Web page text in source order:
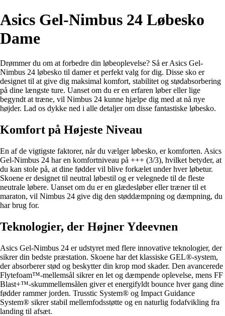
Asics Gel-Nimbus 24 Løbesko
Dame
Drømmer du om at forbedre din løbeoplevelse? Så er Asics Gel-
Nimbus 24 løbesko til damer et perfekt valg for dig. Disse sko er
designet til at give dig maksimal komfort, stabilitet og stødabsorbering
på dine længste ture. Uanset om du er en erfaren løber eller lige
begyndt at træne, vil Nimbus 24 kunne hjælpe dig med at nå nye
højder. Lad os dykke ned i alle detaljer om disse fantastiske løbesko.
Komfort på Højeste Niveau
En af de vigtigste faktorer, når du vælger løbesko, er komforten. Asics
Gel-Nimbus 24 har en komfortniveau på +++ (3/3), hvilket betyder, at
du kan stole på, at dine fødder vil blive forkælet under hver løbetur.
Skoene er designet til neutral løbestil og er velegnede til de fleste
neutrale løbere. Uanset om du er en glædesløber eller træner til et
maraton, vil Nimbus 24 give dig den støddæmpning og dæmpning, du
har brug for.
Teknologier, der Højner Ydeevnen
Asics Gel-Nimbus 24 er udstyret med flere innovative teknologier, der
sikrer din bedste præstation. Skoene har det klassiske GEL®-system,
der absorberer stød og beskytter din krop mod skader. Den avancerede
Flytefoam™-mellemsål sikrer en let og dæmpende oplevelse, mens FF
Blast+™-skummellemsålen giver et energifyldt bounce hver gang dine
fødder rammer jorden. Trusstic System® og Impact Guidance
System® sikrer stabil mellemfodsstøtte og en naturlig fodafvikling fra
landing til afsæt.